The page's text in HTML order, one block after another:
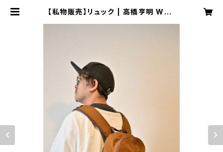
【私物販売】リュック | 高橋亨明 WEB